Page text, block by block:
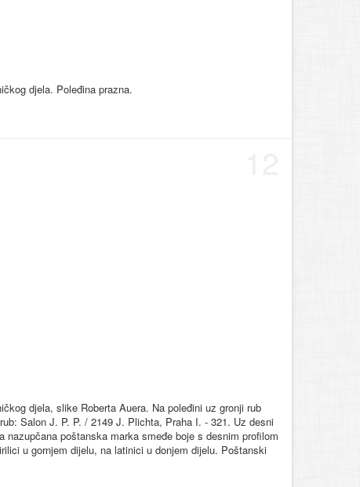
djela. Poleđina prazna.
djela, slike Roberta Auera. Na poleđini uz gronji rub
Salon J. P. P. / 2149 J. Plichta, Praha I. - 321. Uz desni
nazupčana poštanska marka smeđe boje s desnim profilom
u gornjem dijelu, na latinici u donjem dijelu. Poštanski